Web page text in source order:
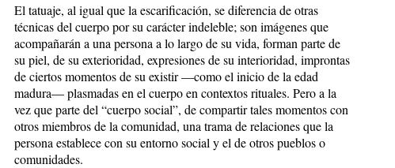
El tatuaje, al igual que la escarificación, se diferencia de otras
técnicas del cuerpo por su carácter indeleble; son imágenes que
acompañarán a una persona a lo largo de su vida, forman parte de
su piel, de su exterioridad, expresiones de su interioridad, improntas
de ciertos momentos de su existir —como el inicio de la edad
madura— plasmadas en el cuerpo en contextos rituales. Pero a la
vez que parte del “cuerpo social”, de compartir tales momentos con
otros miembros de la comunidad, una trama de relaciones que la
persona establece con su entorno social y el de otros pueblos o
comunidades.